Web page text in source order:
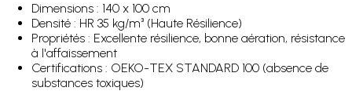
Dimensions : 140 x 100 cm
Densité : HR 35 kg/m³ (Haute Résilience)
Propriétés : Excellente résilience, bonne aération, résistance
à l'affaissement
Certifications : OEKO-TEX STANDARD 100 (absence de
substances toxiques)